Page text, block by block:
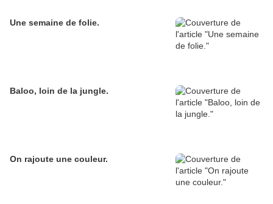
Une semaine de folie.
Baloo, loin de la jungle.
On rajoute une couleur.